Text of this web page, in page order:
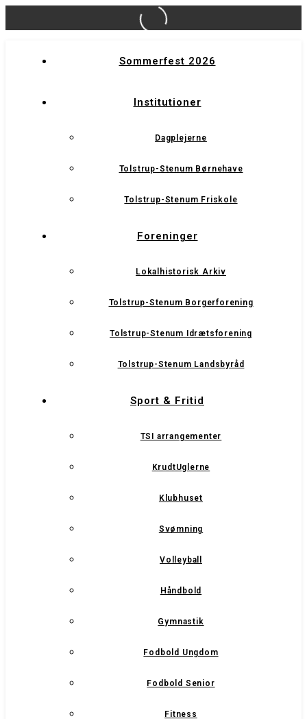
Sommerfest 2026
Institutioner
Dagplejerne
Tolstrup-Stenum Børnehave
Tolstrup-Stenum Friskole
Foreninger
Lokalhistorisk Arkiv
Tolstrup-Stenum Borgerforening
Tolstrup-Stenum Idrætsforening
Tolstrup-Stenum Landsbyråd
Sport & Fritid
TSI arrangementer
KrudtUglerne
Klubhuset
Svømning
Volleyball
Håndbold
Gymnastik
Fodbold Ungdom
Fodbold Senior
Fitness